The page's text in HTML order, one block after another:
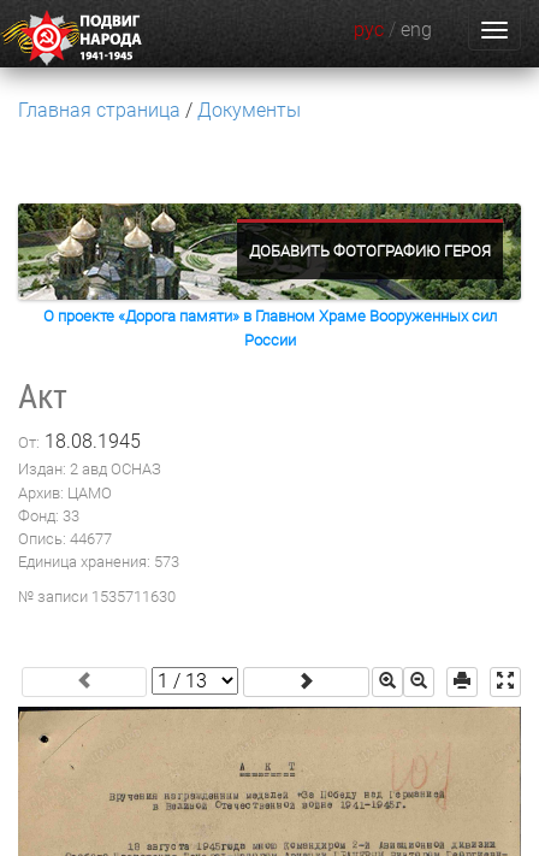
рус / eng
Главная страница Документы
ДОБАВИТЬ ФОТОГРАФИЮ ГЕРОЯ
О проекте «Дорога памяти» в Главном Храме Вооруженных сил
России
Акт
От: 18.08.1945
Издан: 2 авд ОСНАЗ
Архив: ЦАМО
Фонд: 33
Опись: 44677
Единица хранения: 573
№ записи 1535711630